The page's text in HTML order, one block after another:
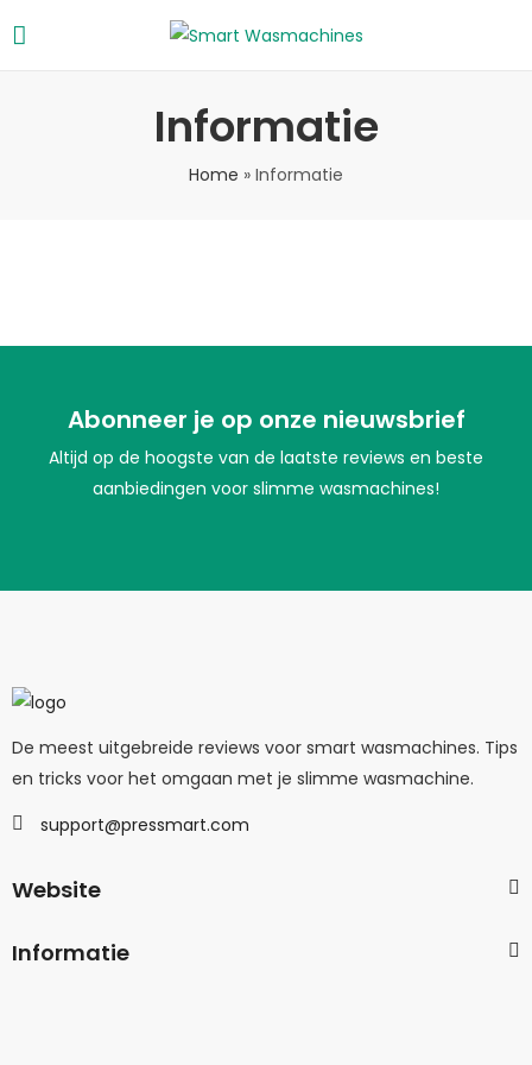
Informatie
Home » Informatie
Abonneer je op onze nieuwsbrief
Altijd op de hoogste van de laatste reviews en beste
aanbiedingen voor slimme wasmachines!
De meest uitgebreide reviews voor smart wasmachines. Tips
en tricks voor het omgaan met je slimme wasmachine.
support@pressmart.com
Website
Informatie